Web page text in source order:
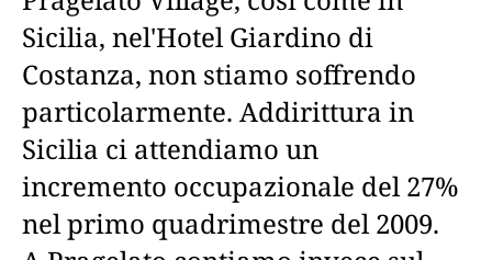
Sicilia, nel'Hotel Giardino di
Costanza, non stiamo soffrendo
particolarmente. Addirittura in
Sicilia ci attendiamo un
incremento occupazionale del 27%
nel primo quadrimestre del 2009.